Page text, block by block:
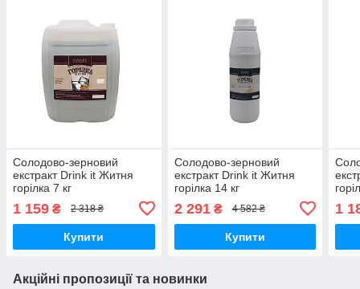
Солодово-зерновий
екстракт Drink it Житня
горілка 7 кг
1 159 ₴ 2 318 ₴
Купити
Солодово-зерновий
екстракт Drink it Житня
горілка 14 кг
2 291₴ 4 582 ₴
Купити
1
Акційні пропозиції та новинки